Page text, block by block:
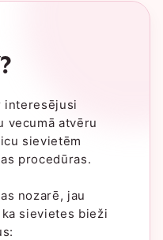
interesējusi
vecumā atvēru
sievietēm
procedūras.
nozarē, jau
sievietes bieži